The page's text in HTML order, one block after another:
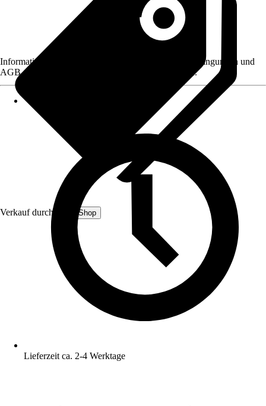
Verkauf durch: Boni-Shop
Informationen des Verkäufers, wie z. B. Rückgabebedingungen und
AGB, finden Sie bei Klick auf den Verkäufernamen.
Lieferzeit ca. 2-4 Werktage